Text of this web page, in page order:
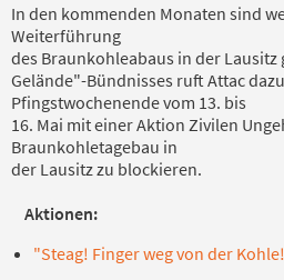
In den kommenden Monaten sind
Weiterführung
des Braunkohleabaus in der Lausitz
Gelände"-Bündnisses ruft Attac
Pfingstwochenende vom 13. bis
16. Mai mit einer Aktion Zivilen
Braunkohletagebau in
der Lausitz zu blockieren.
Aktionen:
"Steag! Finger weg von der